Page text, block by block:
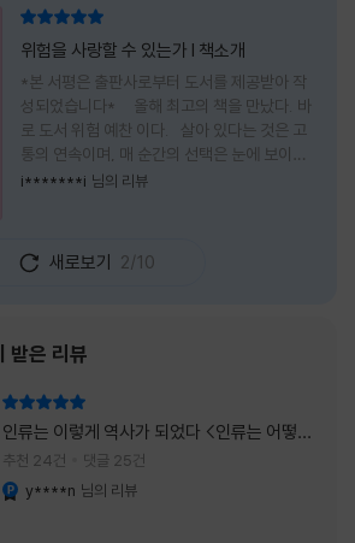
위험을 사랑할 수 있는가 l 책소개
*본 서평은 출판사로부터 도서를 제공받아 작
성되었습니다* 올해 최고의 책을 만났다. 바
로 도서 위험 예찬 이다. 살아 있다는 것은 고
통의 연속이며, 매 순간의 선택은 눈에 보이지
않는 위험을 감수해야 한다는 것을 의미한다.
도전하고 미지의 세계로 발을 내딛기란 결코 쉬
운 일이 아니다. 그러나 이 책을 읽다 보면 그 마
내가 진실로 원했던 방향을 향해 움직이고 있을
지도 모른다. 위험은 두려움의 대상이 아니라,
내가 진짜 원하는 삶으로 향하는 문 앞에 늘 함
께 서 있기 때문이다. 이 책은 프랑스의 철학
자이자 정신분석가인 안 뒤푸르망
i*******i 님의 리뷰
새로보기 2/10
받은 리뷰
인류는 이렇게 역사가 되었다 <인류는 어떻게
역사가 되었나>
추천 24건 댓글 25건
y****n 님의 리뷰